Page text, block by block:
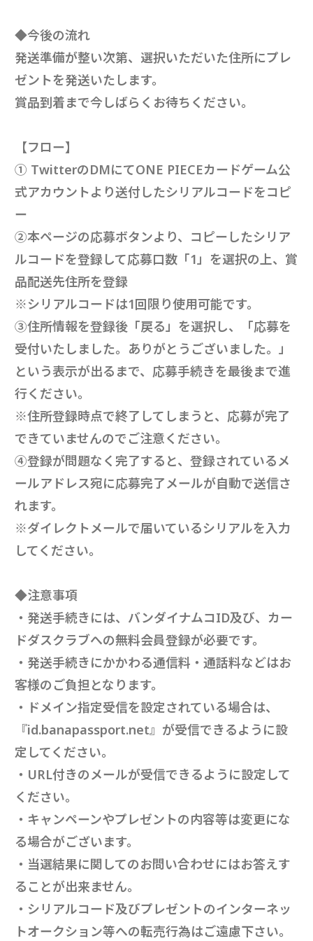
◆今後の流れ
発送準備が整い次第、選択いただいた住所にプレ
ゼントを発送いたします。
賞品到着まで今しばらくお待ちください。
【フロー】
① TwitterのDMにてONE PIECEカードゲーム公
式アカウントより送付したシリアルコードをコピ
ー
②本ページの応募ボタンより、コピーしたシリア
ルコードを登録して応募口数「1」を選択の上、賞
品配送先住所を登録
※シリアルコードは1回限り使用可能です。
③住所情報を登録後「戻る」を選択し、「応募を
受付いたしました。ありがとうございました。」
という表示が出るまで、応募手続きを最後まで進
行ください。
※住所登録時点で終了してしまうと、応募が完了
できていませんのでご注意ください。
④登録が問題なく完了すると、登録されているメ
ールアドレス宛に応募完了メールが自動で送信さ
れます。
※ダイレクトメールで届いているシリアルを入力
してください。
◆注意事項
・発送手続きには、バンダイナムコID及び、カー
ドダスクラブへの無料会員登録が必要です。
・発送手続きにかかわる通信料・通話料などはお
客様のご負担となります。
・ドメイン指定受信を設定されている場合は、
『id.banapassport.net』が受信できるように設
定してください。
・URL付きのメールが受信できるように設定して
ください。
・キャンペーンやプレゼントの内容等は変更にな
る場合がございます。
・当選結果に関してのお問い合わせにはお答えす
ることが出来ません。
・シリアルコード及びプレゼントのインターネッ
トオークション等への転売行為はご遠慮下さい。